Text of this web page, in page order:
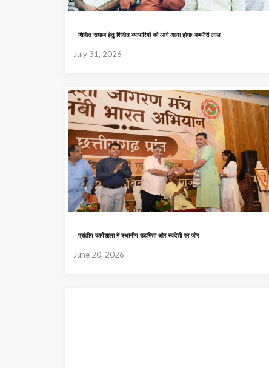
शिक्षित समाज हेतु शिक्षित व्यापारियों को आगे आना होगाः कश्मीरी लाल
July 31, 2026
प्रांतीय कार्यशाला में स्थानीय उद्यमिता और स्वदेशी पर जोर
June 20, 2026